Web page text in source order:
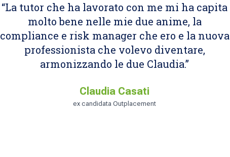
“La tutor che ha lavorato con me mi ha capita
molto bene nelle mie due anime, la
compliance e risk manager che ero e la nuova
professionista che volevo diventare,
armonizzando le due Claudia.”
Claudia Casati
ex candidata Outplacement